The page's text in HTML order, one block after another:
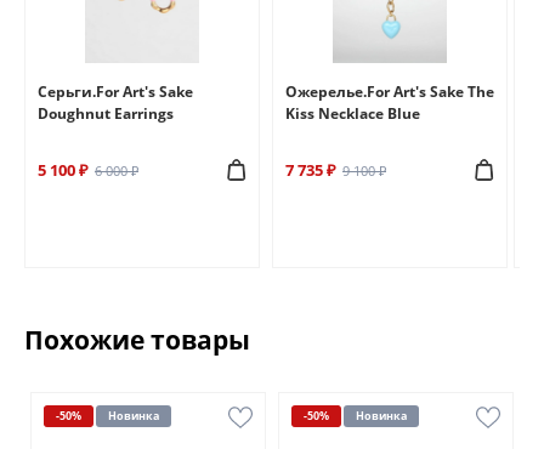
Серьги.For Art's Sake
Doughnut Earrings
5 100 ₽ 6 000 ₽
Ожерелье.For Art's Sake The
Kiss Necklace Blue
7 735 ₽ 9 100 ₽
Похожие товары
-50% Новинка -50% Новинка